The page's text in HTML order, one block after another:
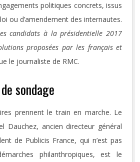
politiques concrets, issus
ou d’amendement des internautes.
candidats à la présidentielle 2017
proposées par les français et
le journaliste de RMC.
sondage
prennent le train en marche. Le
Dauchez, ancien directeur général
de Publicis France, qui n’est pas
philanthropiques, est le